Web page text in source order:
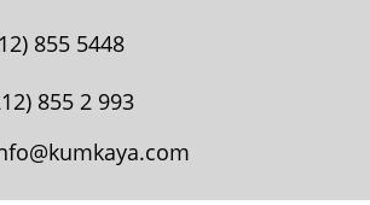
855 5448
855 2 993